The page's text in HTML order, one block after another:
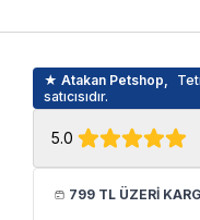
★ Atakan Petshop,
satıcısıdır.
5.0
799 TL ÜZERİ